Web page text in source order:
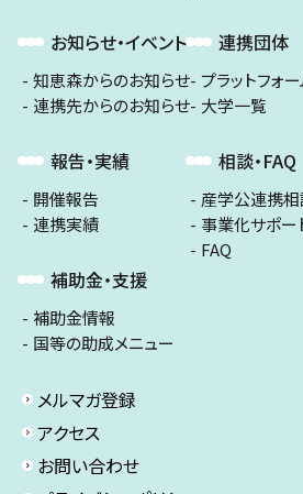
お知らせ・イベント
知恵森からのお知らせ
連携先からのお知らせ
報告・実績
開催報告
連携実績
補助金・支援
補助金情報
国等の助成メニュー
連携団体
プラットフォ
大学一覧
相談・FAQ
産学公連携
事業化サポー
FAQ
メルマガ登録
アクセス
お問い合わせ